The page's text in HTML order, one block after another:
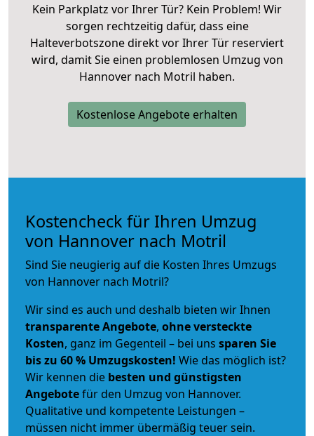
Kein Parkplatz vor Ihrer Tür? Kein Problem! Wir
sorgen rechtzeitig dafür, dass eine
Halteverbotszone direkt vor Ihrer Tür reserviert
wird, damit Sie einen problemlosen Umzug von
Hannover nach Motril haben.
Kostenlose Angebote erhalten
Kostencheck für Ihren Umzug
von Hannover nach Motril
Sind Sie neugierig auf die Kosten Ihres Umzugs
von Hannover nach Motril?
Wir sind es auch und deshalb bieten wir Ihnen
transparente Angebote, ohne versteckte
Kosten, ganz im Gegenteil – bei uns sparen Sie
bis zu 60 % Umzugskosten! Wie das möglich ist?
Wir kennen die besten und günstigsten
Angebotefür den Umzug von Hannover.
Qualitative und kompetente Leistungen –
müssen nicht immer übermäßig teuer sein.